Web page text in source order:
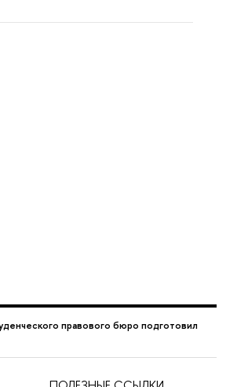
правового бюро подготовил